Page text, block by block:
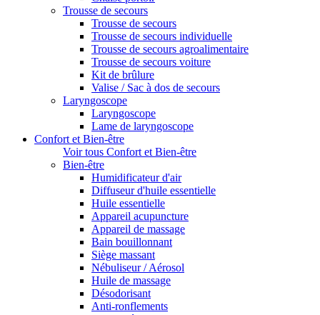
Trousse de secours
Trousse de secours
Trousse de secours individuelle
Trousse de secours agroalimentaire
Trousse de secours voiture
Kit de brûlure
Valise / Sac à dos de secours
Laryngoscope
Laryngoscope
Lame de laryngoscope
Confort et Bien-être
Voir tous Confort et Bien-être
Bien-être
Humidificateur d'air
Diffuseur d'huile essentielle
Huile essentielle
Appareil acupuncture
Appareil de massage
Bain bouillonnant
Siège massant
Nébuliseur / Aérosol
Huile de massage
Désodorisant
Anti-ronflements